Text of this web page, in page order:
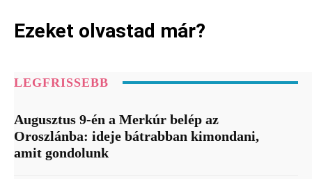
Ezeket olvastad már?
LEGFRISSEBB
Augusztus 9-én a Merkúr belép az
Oroszlánba: ideje bátrabban kimondani,
amit gondolunk